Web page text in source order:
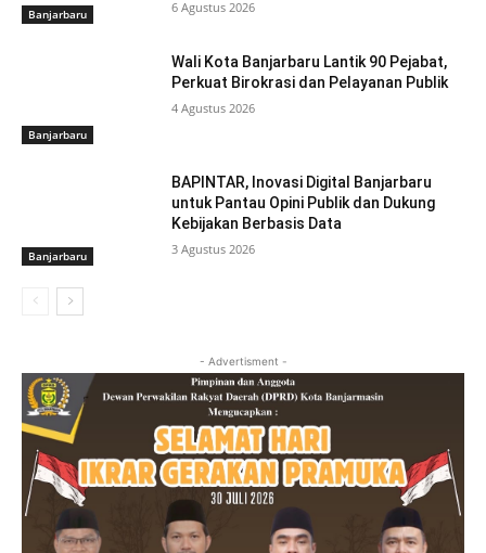
Banjarbaru 6 Agustus 2026
Banjarbaru
Wali Kota Banjarbaru Lantik 90 Pejabat,
Perkuat Birokrasi dan Pelayanan Publik
4 Agustus 2026
Banjarbaru
BAPINTAR, Inovasi Digital Banjarbaru
untuk Pantau Opini Publik dan Dukung
Kebijakan Berbasis Data
3 Agustus 2026
- Advertisment -